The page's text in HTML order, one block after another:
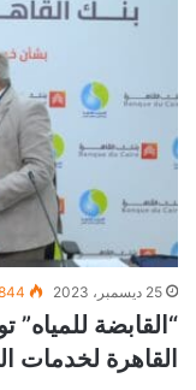
25 ديسمبر، 2023
“القابضة
القاهرة لخدمات